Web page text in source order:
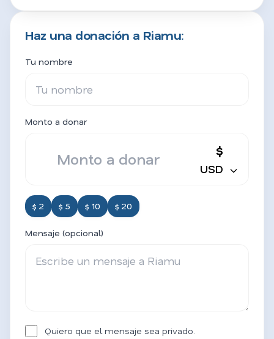
Haz una donación a Riamu:
Tu nombre
Monto a donar
$
USD
$ 2 $ 5 $ 10 $ 20
Mensaje (opcional)
Quiero que el mensaje sea privado.